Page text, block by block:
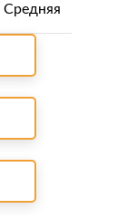
Средняя